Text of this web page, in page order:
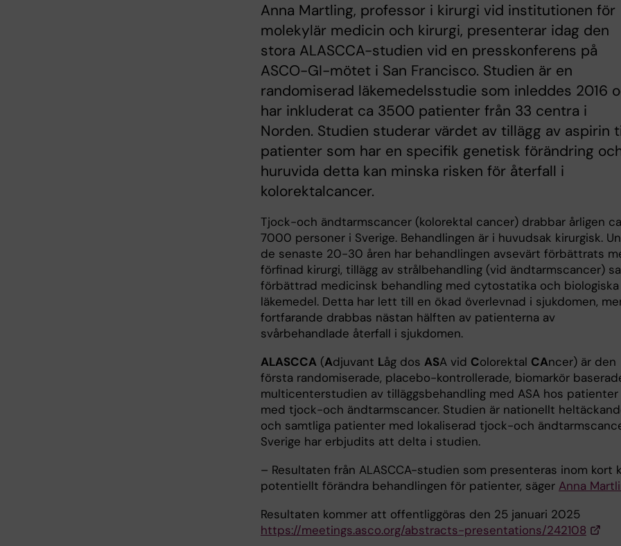
Anna Martling, professor i kirurgi vid institutionen för
molekylär medicin och kirurgi, presenterar idag den
stora ALASCCA-studien vid en presskonferens på
ASCO-GI-mötet i San Francisco. Studien är en
randomiserad läkemedelsstudie som inleddes 2016
har inkluderat ca 3500 patienter från 33 centra i
Norden. Studien studerar värdet av tillägg av aspirin
patienter som har en specifik genetisk förändring
huruvida detta kan minska risken för återfall i
kolorektalcancer.
Tjock-och ändtarmscancer (kolorektal cancer) drabbar årligen ca
7000 personer i Sverige. Behandlingen är i huvudsak kirurgisk.
de senaste 20-30 åren har behandlingen avsevärt förbättrats
förfinad kirurgi, tillägg av strålbehandling (vid ändtarmscancer)
förbättrad medicinsk behandling med cytostatika och biologiska
läkemedel. Detta har lett till en ökad överlevnad i sjukdomen,
fortfarande drabbas nästan hälften av patienterna av
svårbehandlade återfall i sjukdomen.
ALASCCA (Adjuvant Låg dos ASA vid Colorektal CAncer) är den
första randomiserade, placebo-kontrollerade, biomarkör
multicenterstudien av tilläggsbehandling med ASA hos patienter
med tjock-och ändtarmscancer. Studien är nationellt
och samtliga patienter med lokaliserad tjock-och
Sverige har erbjudits att delta i studien.
– Resultaten från ALASCCA-studien som presenteras inom kort
potentiellt förändra behandlingen för patienter, säger Anna
Resultaten kommer att offentliggöras den 25 januari 2025
https://meetings.asco.org/abstracts-presentations/242108